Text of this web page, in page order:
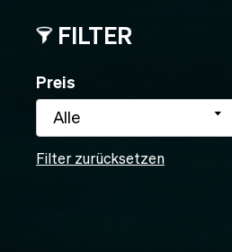
FILTER
Preis
Alle
Filter zurücksetzen